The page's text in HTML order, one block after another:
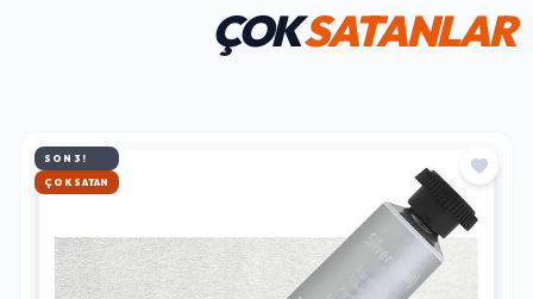
ÇOKSATANLAR
SON 3!
HIZLI KARGO